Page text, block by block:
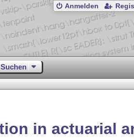
Anmelden
Suchen
in actuarial